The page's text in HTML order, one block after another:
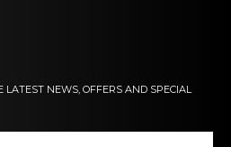
NEWS, OFFERS AND SPECIAL